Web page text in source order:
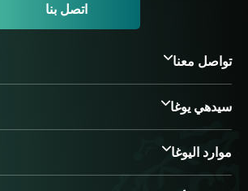
اتصل بنا
تواصل معنا
سيدهي يوغا
موارد اليوغا